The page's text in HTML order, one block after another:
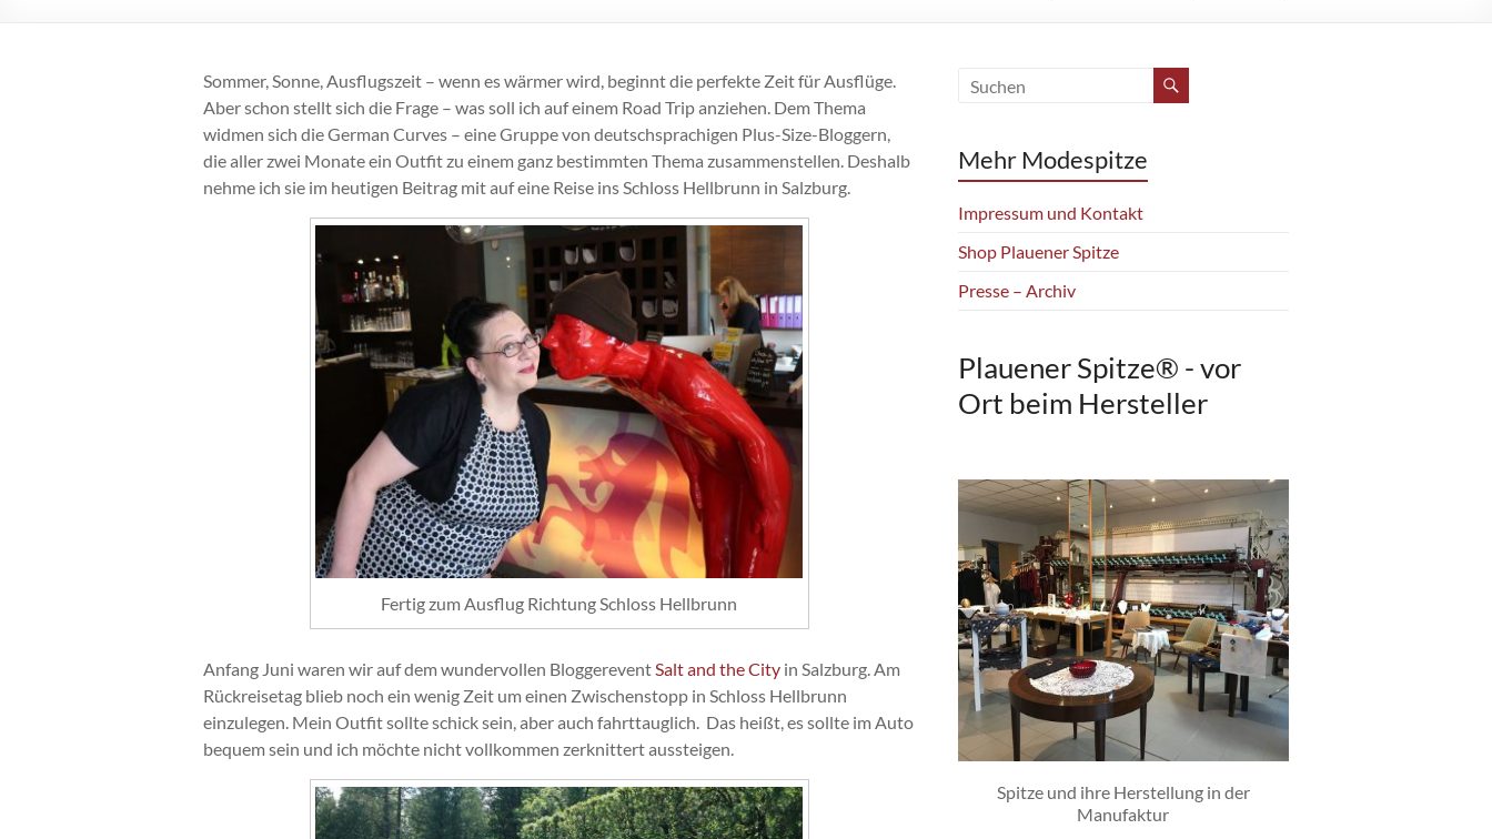
Sommer, Sonne, Ausflugszeit – wenn es wärmer wird, beginnt die perfekte Zeit für Ausflüge.
Aber schon stellt sich die Frage – was soll ich auf einem Road Trip anziehen. Dem Thema
widmen sich die German Curves – eine Gruppe von deutschsprachigen Plus-Size-Bloggern,
die aller zwei Monate ein Outfit zu einem ganz bestimmten Thema zusammenstellen. Deshalb
nehme ich sie im heutigen Beitrag mit auf eine Reise ins Schloss Hellbrunn in Salzburg.
Fertig zum Ausflug Richtung Schloss Hellbrunn
Anfang Juni waren wir auf dem wundervollen BloggereventSalt and the City in Salzburg. Am
Rückreisetag blieb noch ein wenig Zeit um einen Zwischenstopp in Schloss Hellbrunn
einzulegen. Mein Outfit sollte schick sein, aber auch fahrttauglich. Das heißt, es sollte im Auto
bequem sein und ich möchte nicht vollkommen zerknittert aussteigen.
Mehr Modespitze
Impressum und Kontakt
Shop Plauener Spitze
Presse – Archiv
Plauener Spitze® - vor
Ort beim Hersteller
Spitze und ihre Herstellung in der
Manufaktur